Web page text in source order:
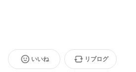
いいね リブログ